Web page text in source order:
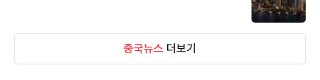
중국뉴스 더보기